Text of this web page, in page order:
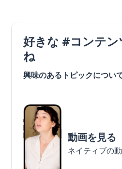
好きな #コンテン
ね
興味のあるトピックについ
動画を見る
ネイティブの